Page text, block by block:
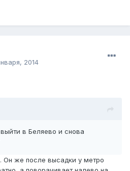
2014
в Беляево и снова
Он же после высадки у метро